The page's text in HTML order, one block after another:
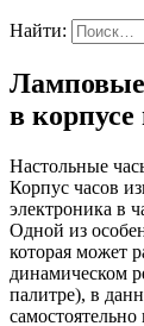
Найти:
в корпусе
Настольные
Корпус часов
электроника в
Одной из
которая может
динамическом
палитре), в